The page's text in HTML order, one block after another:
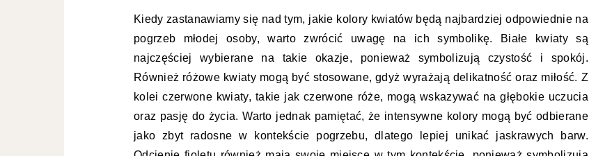
Kiedy zastanawiamy się nad tym, jakie kolory kwiatów będą najbardziej odpowiednie na
pogrzeb młodej osoby, warto zwrócić uwagę na ich symbolikę. Białe kwiaty są
najczęściej wybierane na takie okazje, ponieważ symbolizują czystość i spokój.
Również różowe kwiaty mogą być stosowane, gdyż wyrażają delikatność oraz miłość. Z
kolei czerwone kwiaty, takie jak czerwone róże, mogą wskazywać na głębokie uczucia
oraz pasję do życia. Warto jednak pamiętać, że intensywne kolory mogą być odbierane
jako zbyt radosne w kontekście pogrzebu, dlatego lepiej unikać jaskrawych barw.